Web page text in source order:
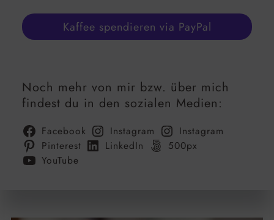
Kaffee spendieren via PayPal
Noch mehr von mir bzw. über mich
findest du in den sozialen Medien:
Facebook Instagram
Instagram
Pinterest
LinkedIn
500px
YouTube